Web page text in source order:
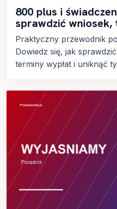
800 plus i
sprawdzić wniosek,
Praktyczny przewodnik
Dowiedz się, jak
terminy wypłat i uniknąć